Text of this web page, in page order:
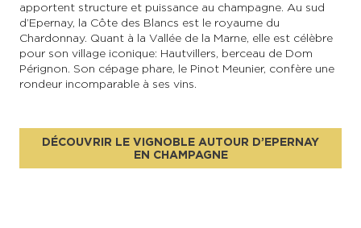
apportent structure et puissance au champagne. Au sud
d’Epernay, la Côte des Blancs est le royaume du
Chardonnay. Quant à la Vallée de la Marne, elle est célèbre
pour son village iconique : Hautvillers, berceau de Dom
Pérignon. Son cépage phare, le Pinot Meunier, confère une
rondeur incomparable à ses vins.
DÉCOUVRIR LE VIGNOBLE AUTOUR D’EPERNAY
EN CHAMPAGNE